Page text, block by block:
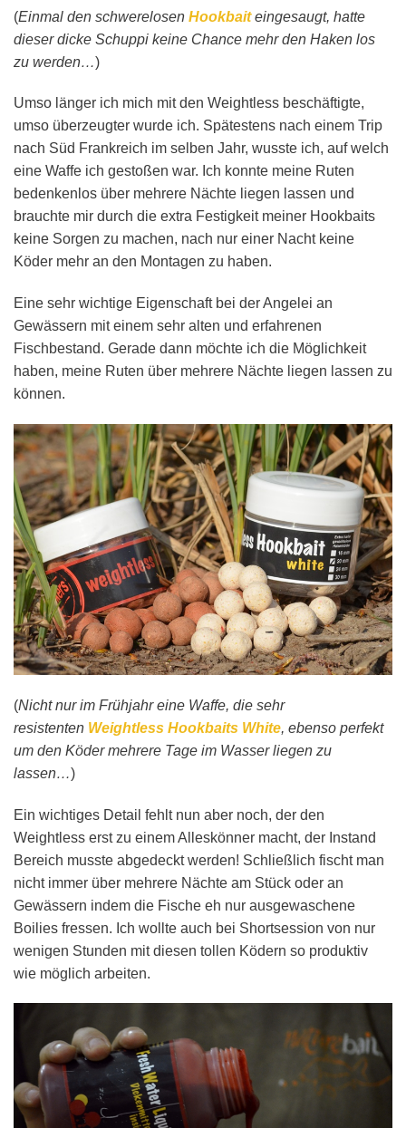
(Einmal den schwerelosen Hookbaiteingesaugt, hatte
dieser dicke Schuppi keine Chance mehr den Haken los
zu werden…)
Umso länger ich mich mit den Weightless beschäftigte,
umso überzeugter wurde ich. Spätestens nach einem Trip
nach Süd Frankreich im selben Jahr, wusste ich, auf welch
eine Waffe ich gestoßen war. Ich konnte meine Ruten
bedenkenlos über mehrere Nächte liegen lassen und
brauchte mir durch die extra Festigkeit meiner Hookbaits
keine Sorgen zu machen, nach nur einer Nacht keine
Köder mehr an den Montagen zu haben.
Eine sehr wichtige Eigenschaft bei der Angelei an
Gewässern mit einem sehr alten und erfahrenen
Fischbestand. Gerade dann möchte ich die Möglichkeit
haben, meine Ruten über mehrere Nächte liegen lassen zu
können.
(Nicht nur im Frühjahr eine Waffe, die sehr
resistenten Weightless Hookbaits White, ebenso perfekt
um den Köder mehrere Tage im Wasser liegen zu
lassen…)
Ein wichtiges Detail fehlt nun aber noch, der den
Weightless erst zu einem Alleskönner macht, der Instand
Bereich musste abgedeckt werden! Schließlich fischt man
nicht immer über mehrere Nächte am Stück oder an
Gewässern indem die Fische eh nur ausgewaschene
Boilies fressen. Ich wollte auch bei Shortsession von nur
wenigen Stunden mit diesen tollen Ködern so produktiv
wie möglich arbeiten.